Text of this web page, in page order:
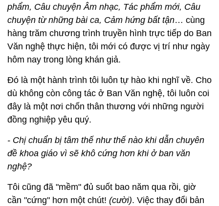
phẩm, Câu chuyện Âm nhạc, Tác phẩm mới, Câu
chuyện từ những bài ca, Cảm hứng bất tận… cùng
hàng trăm chương trình truyền hình trực tiếp do Ban
Văn nghệ thực hiện, tôi mới có được vị trí như ngày
hôm nay trong lòng khán giả.
Đó là một hành trình tôi luôn tự hào khi nghĩ về. Cho
dù không còn công tác ở Ban Văn nghệ, tôi luôn coi
đây là một nơi chốn thân thương với những người
đồng nghiệp yêu quý.
- Chị chuẩn bị tâm thế như thế nào khi dẫn chuyên
đề khoa giáo vì sẽ khô cứng hơn khi ở ban văn
nghệ?
Tôi cũng đã "mềm" đủ suốt bao năm qua rồi, giờ
cần "cứng" hơn một chút! (cười). Việc thay đổi bản